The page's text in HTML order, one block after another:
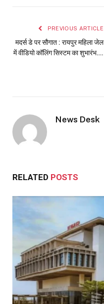
PREVIOUS ARTICLE
मदर्स डे पर सौगात : रायपुर महिला जेल
में वीडियो कॉलिंग सिस्टम का शुभारंभ….
News Desk
RELATED POSTS